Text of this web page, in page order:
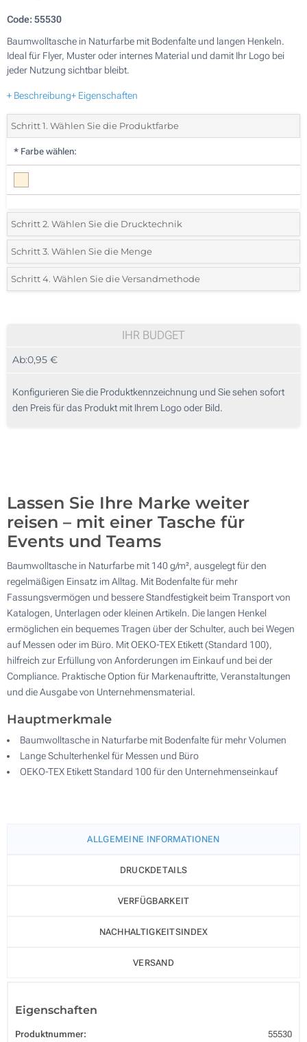
Code:55530
Baumwolltasche in Naturfarbe mit Bodenfalte und langen Henkeln.
Ideal für Flyer, Muster oder internes Material und damit Ihr Logo bei
jeder Nutzung sichtbar bleibt.
+ Beschreibung+ Eigenschaften
Schritt 1. Wählen Sie die Produktfarbe
* Farbe wählen:
Schritt 2. Wählen Sie die Drucktechnik
*Wählen Sie die Druck- und Farbtechniken für Ihr Logo:
1 Farbig (Auf der Vorderseite)
Vollfarb-Transferdruck (Auf der Vorderseite)
Schritt 3. Wählen Sie die Menge
*Bitte wählen Sie Ihre gewünschte Menge
50
125
250
Schritt 4. Wählen Sie die Versandmethode
IHR BUDGET
Ab:0,95 €
Konfigurieren Sie die Produktkennzeichnung und Sie sehen sofort
den Preis für das Produkt mit Ihrem Logo oder Bild.
Lassen Sie Ihre Marke weiter
reisen – mit einer Tasche für
Events und Teams
Baumwolltasche in Naturfarbe mit 140 g/m², ausgelegt für den
regelmäßigen Einsatz im Alltag. Mit Bodenfalte für mehr
Fassungsvermögen und bessere Standfestigkeit beim Transport von
Katalogen, Unterlagen oder kleinen Artikeln. Die langen Henkel
ermöglichen ein bequemes Tragen über der Schulter, auch bei Wegen
auf Messen oder im Büro. Mit OEKO-TEX Etikett (Standard 100),
hilfreich zur Erfüllung von Anforderungen im Einkauf und bei der
Compliance. Praktische Option für Markenauftritte, Veranstaltungen
und die Ausgabe von Unternehmensmaterial.
Hauptmerkmale
Baumwolltasche in Naturfarbe mit Bodenfalte für mehr Volumen
Lange Schulterhenkel für Messen und Büro
OEKO-TEX Etikett Standard 100 für den Unternehmenseinkauf
ALLGEMEINE INFORMATIONEN
DRUCKDETAILS
VERFÜGBARKEIT
NACHHALTIGKEITSINDEX
VERSAND
Eigenschaften
Produktnummer: 55530